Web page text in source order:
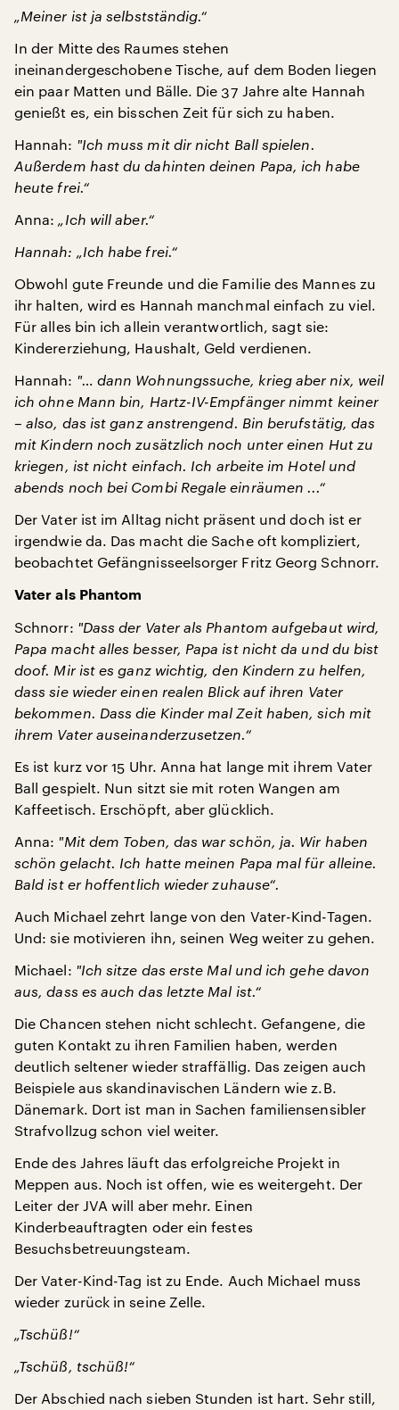
„Meiner ist ja selbstständig.“
In der Mitte des Raumes stehen
ineinandergeschobene Tische, auf dem Boden liegen
ein paar Matten und Bälle. Die 37 Jahre alte Hannah
genießt es, ein bisschen Zeit für sich zu haben.
Hannah: "Ich muss mit dir nicht Ball spielen.
Außerdem hast du dahinten deinen Papa, ich habe
heute frei.“
Anna: „Ich will aber.“
Hannah: „Ich habe frei.“
Obwohl gute Freunde und die Familie des Mannes zu
ihr halten, wird es Hannah manchmal einfach zu viel.
Für alles bin ich allein verantwortlich, sagt sie:
Kindererziehung, Haushalt, Geld verdienen.
Hannah: "… dann Wohnungssuche, krieg aber nix, weil
ich ohne Mann bin, Hartz-IV-Empfänger nimmt keiner
– also, das ist ganz anstrengend. Bin berufstätig, das
mit Kindern noch zusätzlich noch unter einen Hut zu
kriegen, ist nicht einfach. Ich arbeite im Hotel und
abends noch bei Combi Regale einräumen ...“
Der Vater ist im Alltag nicht präsent und doch ist er
irgendwie da. Das macht die Sache oft kompliziert,
beobachtet Gefängnisseelsorger Fritz Georg Schnorr.
Vater als Phantom
Schnorr: "Dass der Vater als Phantom aufgebaut wird,
Papa macht alles besser, Papa ist nicht da und du bist
doof. Mir ist es ganz wichtig, den Kindern zu helfen,
dass sie wieder einen realen Blick auf ihren Vater
bekommen. Dass die Kinder mal Zeit haben, sich mit
ihrem Vater auseinanderzusetzen.“
Es ist kurz vor 15 Uhr. Anna hat lange mit ihrem Vater
Ball gespielt. Nun sitzt sie mit roten Wangen am
Kaffeetisch. Erschöpft, aber glücklich.
Anna: "Mit dem Toben, das war schön, ja. Wir haben
schön gelacht. Ich hatte meinen Papa mal für alleine.
Bald ist er hoffentlich wieder zuhause“.
Auch Michael zehrt lange von den Vater-Kind-Tagen.
Und: sie motivieren ihn, seinen Weg weiter zu gehen.
Michael: "Ich sitze das erste Mal und ich gehe davon
aus, dass es auch das letzte Mal ist.“
Die Chancen stehen nicht schlecht. Gefangene, die
guten Kontakt zu ihren Familien haben, werden
deutlich seltener wieder straffällig. Das zeigen auch
Beispiele aus skandinavischen Ländern wie z.B.
Dänemark. Dort ist man in Sachen familiensensibler
Strafvollzug schon viel weiter.
Ende des Jahres läuft das erfolgreiche Projekt in
Meppen aus. Noch ist offen, wie es weitergeht. Der
Leiter der JVA will aber mehr. Einen
Kinderbeauftragten oder ein festes
Besuchsbetreuungsteam.
Der Vater-Kind-Tag ist zu Ende. Auch Michael muss
wieder zurück in seine Zelle.
„Tschüß!“
„Tschüß, tschüß!“
Der Abschied nach sieben Stunden ist hart. Sehr still,